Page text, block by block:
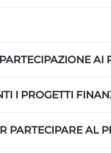
I PROGETTI
PARTECIPARE AL